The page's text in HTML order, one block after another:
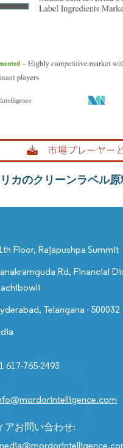
カのクリーンラベル
Floor, Rajapushpa Summit
Rd, Financial
Telangana - 500032
617-765-2493
アお問い合わせ: